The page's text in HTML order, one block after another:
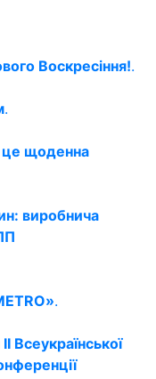
Воскресіння!.
.
це щоденна
виробнича
.
Всеукраїнської